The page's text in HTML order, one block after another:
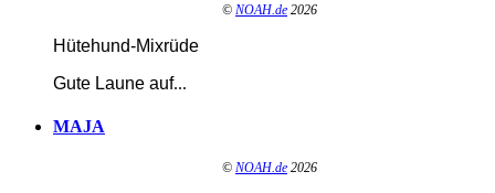
© NOAH.de 2026
Hütehund-Mixrüde
Gute Laune auf...
MAJA
© NOAH.de 2026